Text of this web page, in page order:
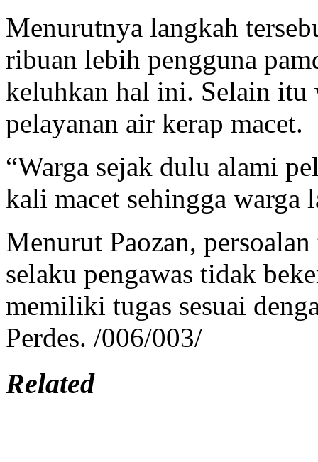
Menurutnya langkah
ribuan lebih pengguna
keluhkan hal ini. Selain itu
pelayanan air kerap macet.
“Warga sejak dulu alami
kali macet sehingga warga
Menurut Paozan,
selaku pengawas tidak
memiliki tugas sesuai
Perdes. /006/003/
Related